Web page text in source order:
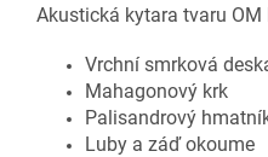
Akustická kytara tvaru
Vrchní smrková
Mahagonový krk
Palisandrový
Luby a záď okoume